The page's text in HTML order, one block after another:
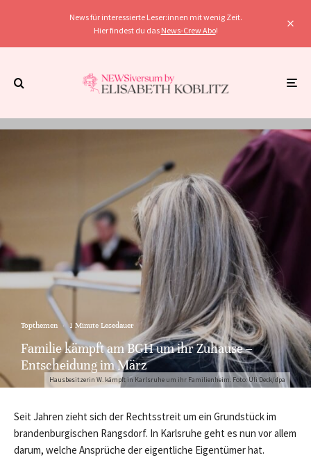
News für interessierte Leser:innen mit wenig Zeit.
Hier findest du das News-Crew Abo!
Hausbesitzerin W. kämpft in Karlsruhe um ihr Familienheim. Foto: Uli Deck/dpa
Topthemen · 1 Minute Lesedauer
Familie kämpft am BGH um ihr Zuhause –
Entscheidung im März
Seit Jahren zieht sich der Rechtsstreit um ein Grundstück im
brandenburgischen Rangsdorf. In Karlsruhe geht es nun vor allem
darum, welche Ansprüche der eigentliche Eigentümer hat.